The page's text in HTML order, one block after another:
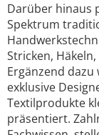
Darüber hinaus
Spektrum
Stricken,
Ergänzend
exklusive
Textilprodukte
präsentiert.